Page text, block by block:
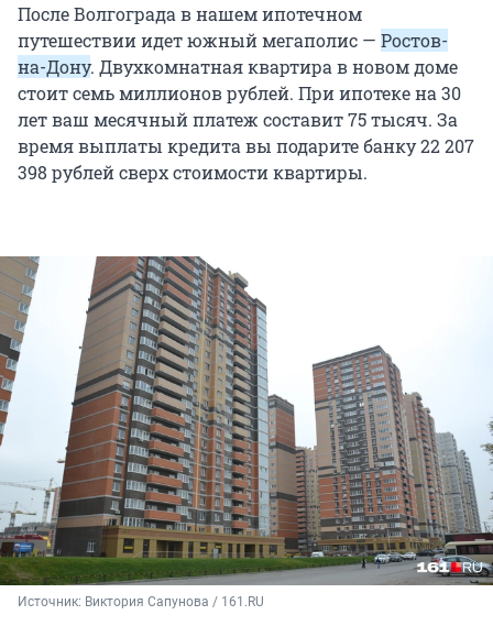
После Волгограда в нашем ипотечном
путешествии идет южный мегаполис — Ростов-
на-Дону. Двухкомнатная квартира в новом доме
стоит семь миллионов рублей. При ипотеке на 30
лет ваш месячный платеж составит 75 тысяч. За
время выплаты кредита вы подарите банку 22 207
398 рублей сверх стоимости квартиры.
Источник: Виктория Сапунова / 161.RU